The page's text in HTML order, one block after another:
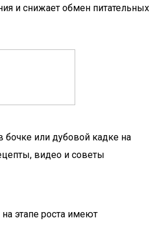
и снижает обмен питательных
бочке или дубовой кадке на
видео и советы
этапе роста имеют